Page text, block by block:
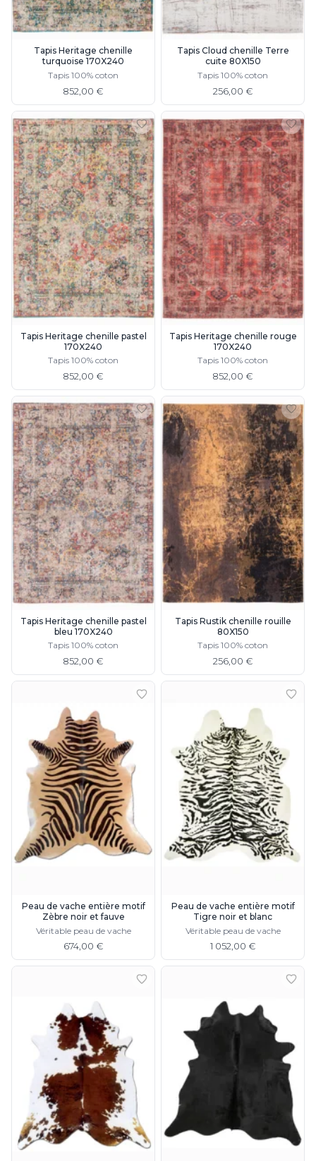
Tapis Heritage chenille
turquoise 170X240
Tapis 100% coton
852,00 €
Tapis Cloud chenille Terre
cuite 80X150
Tapis 100% coton
256,00 €
Tapis Heritage chenille pastel
170X240
Tapis 100% coton
852,00 €
Tapis Heritage chenille rouge
170X240
Tapis 100% coton
852,00 €
Tapis Heritage chenille pastel
bleu 170X240
Tapis 100% coton
852,00 €
Tapis Rustik chenille rouille
80X150
Tapis 100% coton
256,00 €
Peau de vache entière motif
Zèbre noir et fauve
Véritable peau de vache
674,00 €
Peau de vache entière motif
Tigre noir et blanc
Véritable peau de vache
1 052,00 €